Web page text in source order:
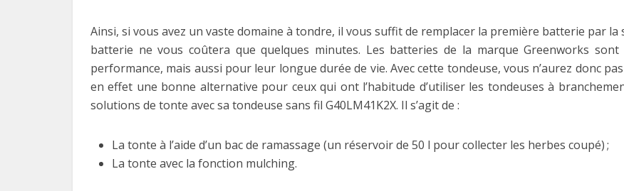
Ainsi, si vous avez un vaste domaine à tondre, il vous suffit de remplacer la première batterie par la
batterie ne vous coûtera que quelques minutes. Les batteries de la marque Greenworks
performance, mais aussi pour leur longue durée de vie. Avec cette tondeuse, vous n’aurez donc
en effet une bonne alternative pour ceux qui ont l’habitude d’utiliser les tondeuses à
solutions de tonte avec sa tondeuse sans fil G40LM41K2X. Il s’agit de :
La tonte à l’aide d’un bac de ramassage (un réservoir de 50 l pour collecter les herbes coupé) ;
La tonte avec la fonction mulching.